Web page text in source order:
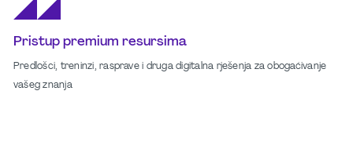
Pristup premium resursima
Predlošci, treninzi, rasprave i druga digitalna rješenja za obogaćivanje
vašeg znanja